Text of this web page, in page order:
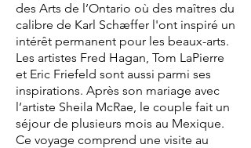
des Arts de l’Ontario où des maîtres du
calibre de Karl Schæffer l'ont inspiré un
intérêt permanent pour les beaux-arts.
Les artistes Fred Hagan, Tom LaPierre
et Eric Friefeld sont aussi parmi ses
inspirations. Après son mariage avec
l’artiste Sheila McRae, le couple fait un
séjour de plusieurs mois au Mexique.
Ce voyage comprend une visite au